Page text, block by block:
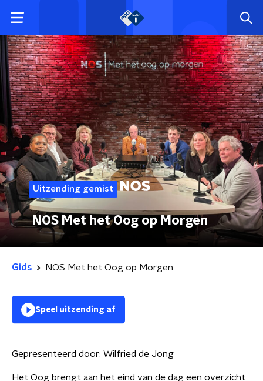
Uitzending gemist
NOS Met het Oog op Morgen
Gids NOS Met het Oog op Morgen
Speel uitzending af
Gepresenteerd door: Wilfried de Jong
Het Oog brengt aan het eind van de dag een overzicht